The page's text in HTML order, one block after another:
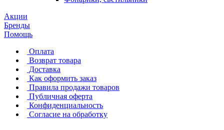
Акции
Бренды
Помощь
Оплата
Возврат товара
Доставка
Как оформить заказ
Правила продажи товаров
Публичная оферта
Конфиденциальность
Согласие на обработку